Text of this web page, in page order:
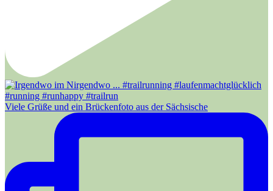
Viele Grüße und ein Brückenfoto aus der Sächsische